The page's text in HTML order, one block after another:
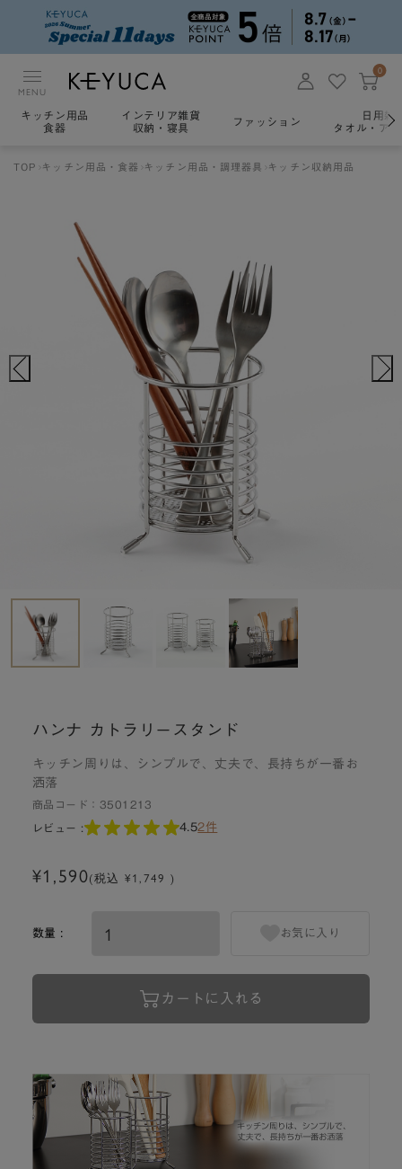
MENU
0
キッチン用品
食器
インテリア雑貨
収納・寝具
ファッション
日用雑
タオル・ア
TOP キッチン用品・食器 キッチン用品・調理器具 キッチン収納用品
ハンナ カトラリースタンド
キッチン周りは、シンプルで、丈夫で、長持ちが一番お
洒落
商品コード： 3501213
レビュー : 4.52件
¥1,590(税込 ¥1,749 )
数量 :
カートに入れる
お気に入り